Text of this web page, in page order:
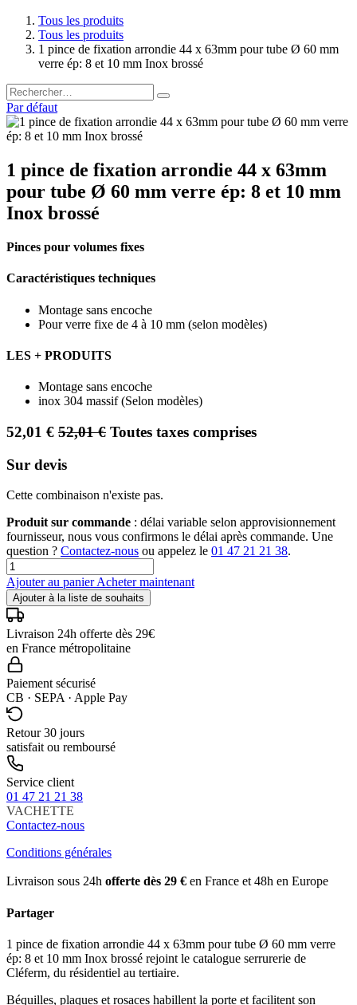
Tous les produits
Tous les produits
1 pince de fixation arrondie 44 x 63mm pour tube Ø 60 mm
verre ép: 8 et 10 mm Inox brossé
Par défaut
1 pince de fixation arrondie 44 x 63mm
pour tube Ø 60 mm verre ép: 8 et 10 mm
Inox brossé
Pinces pour volumes fixes
Caractéristiques techniques
Montage sans encoche
Pour verre fixe de 4 à 10 mm (selon modèles)
LES + PRODUITS
Montage sans encoche
inox 304 massif (Selon modèles)
52,01 € 52,01€ Toutes taxes comprises
Sur devis
Cette combinaison n'existe pas.
Produit sur commande : délai variable selon approvisionnement
fournisseur, nous vous confirmons le délai après commande. Une
question ? Contactez-nous ou appelez le 01 47 21 21 38.
Ajouter au panierAcheter maintenant
Ajouter à la liste de souhaits
Livraison 24h offerte dès 29€
en France métropolitaine
Paiement sécurisé
CB · SEPA · Apple Pay
Retour 30 jours
satisfait ou remboursé
Service client
01 47 21 21 38
VACHETTE
Contactez-nous
Conditions générales
Livraison sous 24h offerte dès 29 € en France et 48h en Europe
Partager
1 pince de fixation arrondie 44 x 63mm pour tube Ø 60 mm verre
ép: 8 et 10 mm Inox brossé rejoint le catalogue serrurerie de
Cléferm, du résidentiel au tertiaire.
Béquilles, plaques et rosaces habillent la porte et facilitent son